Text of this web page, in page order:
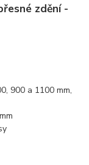
zdění -
900 a 1100 mm,